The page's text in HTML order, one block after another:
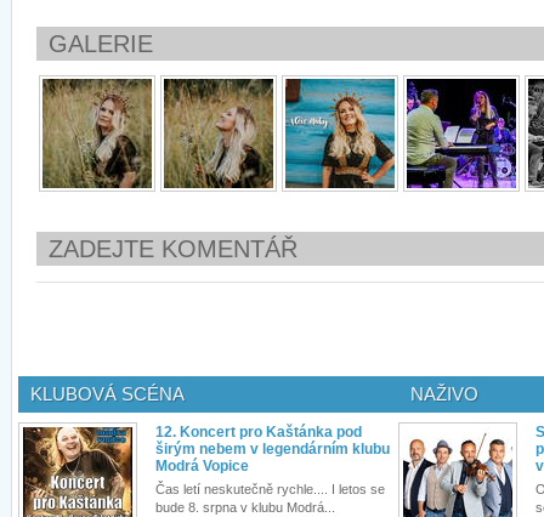
GALERIE
ZADEJTE KOMENTÁŘ
KLUBOVÁ SCÉNA
12. Koncert pro Kaštánka pod
širým nebem v legendárním klubu
Modrá Vopice
Čas letí neskutečně rychle.... I letos se
bude 8. srpna v klubu Modrá...
NAŽIVO